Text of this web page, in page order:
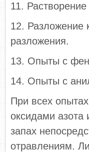
11.
12. Разложение
разложения.
13. Опыты с
14. Опыты с
При всех
оксидами азота
запах
отравлениям.